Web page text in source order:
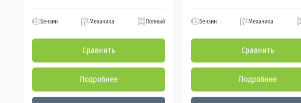
Бензин Механика Полный
Сравнить
Подробнее
Бензин Механика
Сравнить
Подробнее